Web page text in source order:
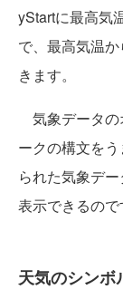
yStartに最高気
で、最高気温
きます。
気象データの
ークの構文を
られた気象デ
表示できるので
天気のシンボ